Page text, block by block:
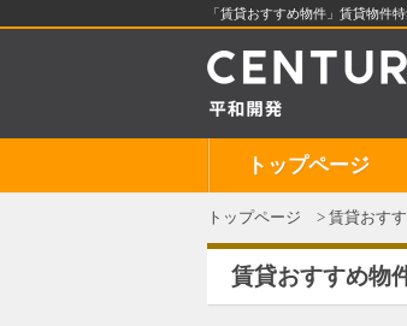
「賃貸おすすめ物件」賃貸物件
トップページ
トップページ 賃貸おす
賃貸おすすめ物